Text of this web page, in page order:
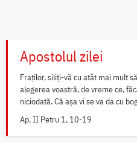
Apostolul zilei
Fraților, siliți-vă cu atât mai mult
alegerea voastră, de vreme ce,
niciodată. Că așa vi se va da cu
Ap. II Petru 1, 10-19